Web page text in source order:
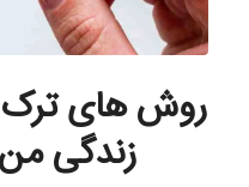
روش های ترک
زندگی